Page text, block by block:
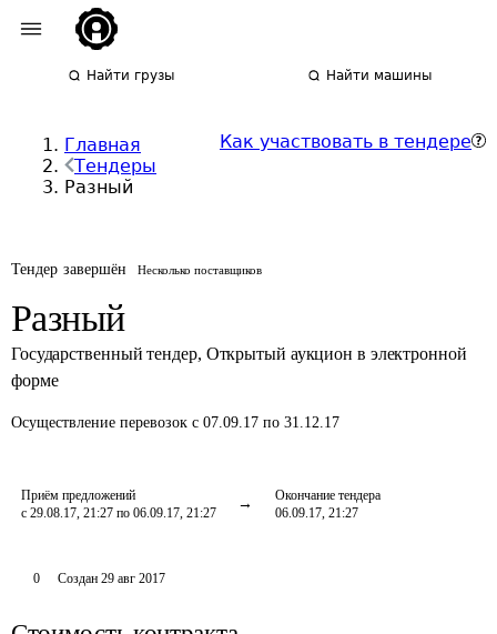
Найти грузы Найти машины
Главная
Тендеры
Разный
Как участвовать в тендере
Тендер завершён Несколько поставщиков
Разный
Государственный тендер, Открытый аукцион в электронной
форме
Осуществление перевозок с 07.09.17 по 31.12.17
Приём предложений
с 29.08.17, 21:27 по 06.09.17, 21:27
Окончание тендера
06.09.17, 21:27
0 Создан 29 авг 2017